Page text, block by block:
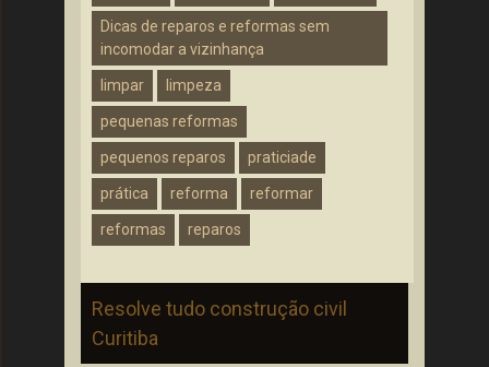
Dicas de reparos e reformas sem
incomodar a vizinhança
limpar limpeza
pequenas reformas
pequenos reparos praticiade
prática reforma reformar
reformas reparos
Resolve tudo construção civil
Curitiba